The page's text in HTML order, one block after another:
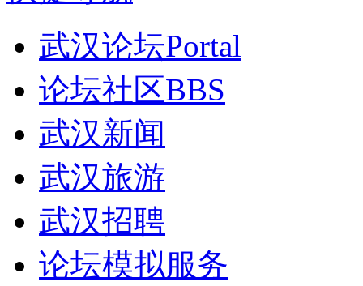
武汉论坛Portal
论坛社区BBS
武汉新闻
武汉旅游
武汉招聘
论坛模拟服务